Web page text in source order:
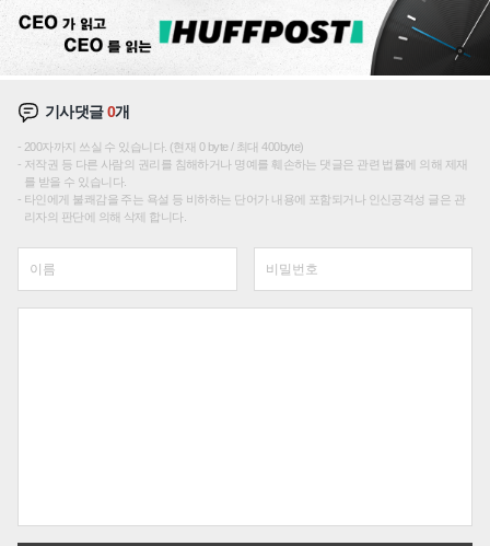
기사댓글0개
200자까지 쓰실 수 있습니다. (현재 0 byte / 최대 400byte)
저작권 등 다른 사람의 권리를 침해하거나 명예를 훼손하는 댓글은 관련 법률에 의해 제재
를 받을 수 있습니다.
타인에게 불쾌감을 주는 욕설 등 비하하는 단어가 내용에 포함되거나 인신공격성 글은 관
리자의 판단에 의해 삭제 합니다.